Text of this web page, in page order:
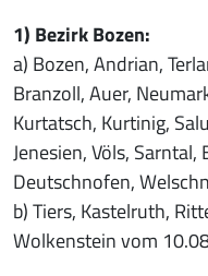
1) Bezirk Bozen:
a) Bozen, Andrian,
Branzoll, Auer,
Kurtatsch, Kurtinig,
Jenesien, Völs, Sarntal,
Deutschnofen,
b) Tiers, Kastelruth,
Wolkenstein vom